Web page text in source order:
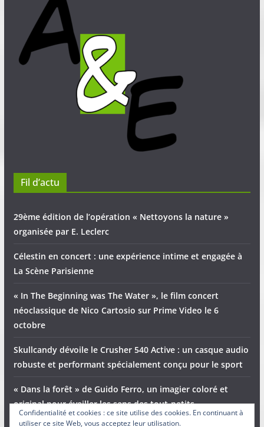
Fil d’actu
29ème édition de l’opération « Nettoyons la nature »
organisée par E. Leclerc
Célestin en concert : une expérience intime et engagée à
La Scène Parisienne
« In The Beginning was The Water », le film concert
néoclassique de Nico Cartosio sur Prime Video le 6
octobre
Skullcandy dévoile le Crusher 540 Active : un casque audio
robuste et performant spécialement conçu pour le sport
« Dans la forêt » de Guido Ferro, un imagier coloré et
original pour éveiller les sens des tout-petits
Confidentialité et cookies : ce site utilise des cookies. En continuant à
utiliser ce site Web, vous acceptez leur utilisation.